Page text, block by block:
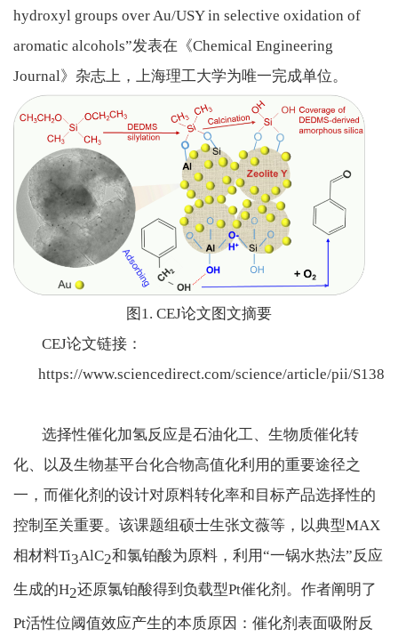
hydroxyl groups over Au/USY in selective oxidation of
aromatic alcohols”发表在《Chemical Engineering
Journal》杂志上，上海理工大学为唯一完成单位。
图 1. CEJ论文图文摘要
CEJ论文链接：
https://www.sciencedirect.com/science/article/pii/
选择性催化加氢反应是石油化工、生物质催化转
化、以及生物基平台化合物高值化利用的重要途径之
一，而催化剂的设计对原料转化率和目标产品选择性的
控制至关重要。该课题组硕士生张文薇等，以典型MAX
相材料Ti3AlC2和氯铂酸为原料，利用“一锅水热法”反应
生成的H2还原氯铂酸得到负载型Pt催化剂。作者阐明了
Pt活性位阈值效应产生的本质原因：催化剂表面吸附反